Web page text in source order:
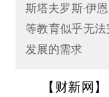
斯塔夫罗斯·伊
等教育似乎无
发展的需求
【财新网